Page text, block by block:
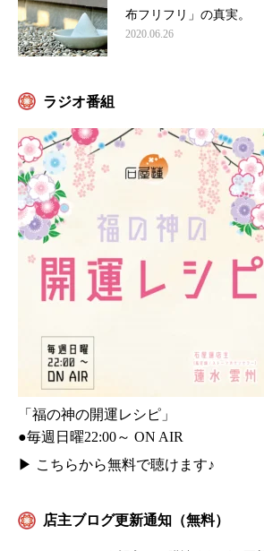
布フリフリ」の真実。
2020.06.26
ラジオ番組
「福の神の開運レシピ」
●毎週日曜22:00～ ON AIR
▶ こちらから無料で聴けます♪
店主ブログ更新通知（無料）